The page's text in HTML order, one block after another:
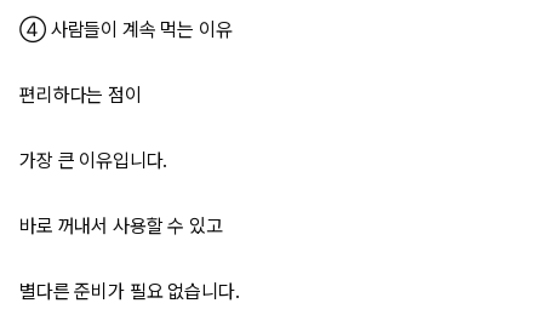
④ 사람들이 계속 먹는 이유
편리하다는 점이
가장 큰 이유입니다.
바로 꺼내서 사용할 수 있고
별다른 준비가 필요 없습니다.